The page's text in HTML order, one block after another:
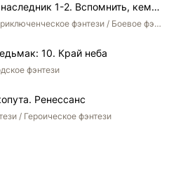
Незаконный наследник 1-2. Вспомнить, кем был. Стать собой. Остаться собой
Попаданцы / Приключенческое фэнтези / Боевое фэнтези / Юмористическое фэнтези
10. Край неба
фэнтези
Ренессанс
/ Героическое фэнтези